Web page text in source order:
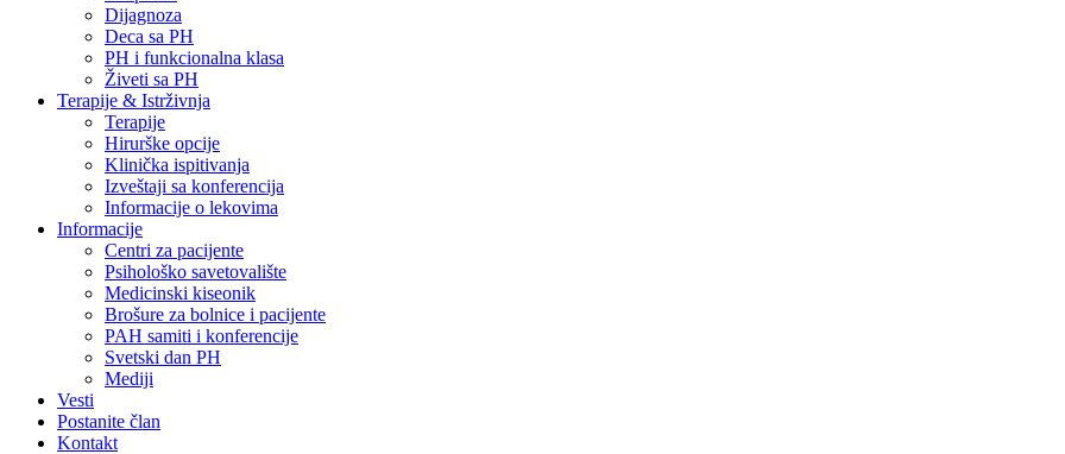
Dijagnoza
Deca sa PH
PH i funkcionalna klasa
Živeti sa PH
Terapije & Istrživnja
Terapije
Hirurške opcije
Klinička ispitivanja
Izveštaji sa konferencija
Informacije o lekovima
Informacije
Centri za pacijente
Psihološko savetovalište
Medicinski kiseonik
Brošure za bolnice i pacijente
PAH samiti i konferencije
Svetski dan PH
Mediji
Vesti
Postanite član
Kontakt